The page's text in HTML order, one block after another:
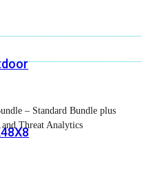
8X8
– Standard Bundle plus
Threat Analytics